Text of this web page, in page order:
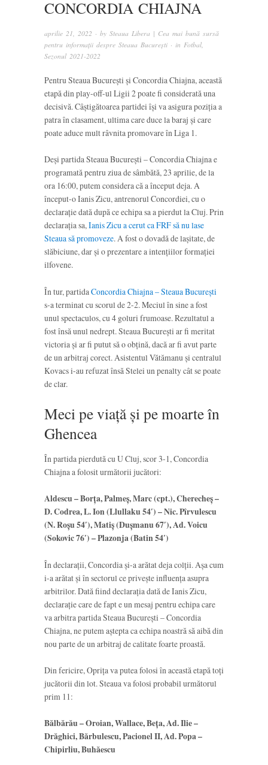
CONCORDIA CHIAJNA
aprilie 21, 2022 · by Steaua Libera | Cea mai bună sursă
pentru informații despre Steaua București · in Fotbal,
Sezonul 2021-2022
Pentru Steaua București și Concordia Chiajna, această
etapă din play-off-ul Ligii 2 poate fi considerată una
decisivă. Câștigătoarea partidei își va asigura poziția a
patra în clasament, ultima care duce la baraj și care
poate aduce mult râvnita promovare în Liga 1.
Deși partida Steaua București – Concordia Chiajna e
programată pentru ziua de sâmbătă, 23 aprilie, de la
ora 16:00, putem considera că a început deja. A
început-o Ianis Zicu, antrenorul Concordiei, cu o
declarație dată după ce echipa sa a pierdut la Cluj. Prin
declarația sa,Ianis Zicu a cerut ca FRF să nu lase
Steaua să promoveze. A fost o dovadă de lașitate, de
slăbiciune, dar și o prezentare a intențiilor formației
ilfovene.
În tur, partida Concordia Chiajna – Steaua București
s-a terminat cu scorul de 2-2. Meciul în sine a fost
unul spectaculos, cu 4 goluri frumoase. Rezultatul a
fost însă unul nedrept. Steaua București ar fi meritat
victoria și ar fi putut să o obțină, dacă ar fi avut parte
de un arbitraj corect. Asistentul Vătămanu și centralul
Kovacs i-au refuzat însă Stelei un penalty cât se poate
de clar.
Meci pe viață și pe moarte în
Ghencea
În partida pierdută cu U Cluj, scor 3-1, Concordia
Chiajna a folosit următorii jucători:
Aldescu – Borța, Palmeș, Marc (cpt.), Cherecheș –
D. Codrea, L. Ion (Llullaku 54′) – Nic. Pîrvulescu
(N. Roșu 54′), Matiș (Dușmanu 67′), Ad. Voicu
(Sokovic 76′) – Plazonja (Batin 54′)
În declarații, Concordia și-a arătat deja colții. Așa cum
i-a arătat și în sectorul ce privește influența asupra
arbitrilor. Dată fiind declarația dată de Ianis Zicu,
declarație care de fapt e un mesaj pentru echipa care
va arbitra partida Steaua București – Concordia
Chiajna, ne putem aștepta ca echipa noastră să aibă din
nou parte de un arbitraj de calitate foarte proastă.
Din fericire, Oprița va putea folosi în această etapă toți
jucătorii din lot. Steaua va folosi probabil următorul
prim 11:
Bălbărău – Oroian, Wallace, Beța, Ad. Ilie –
Drăghici, Bărbulescu, Pacionel II, Ad. Popa –
Chipirliu, Buhăescu